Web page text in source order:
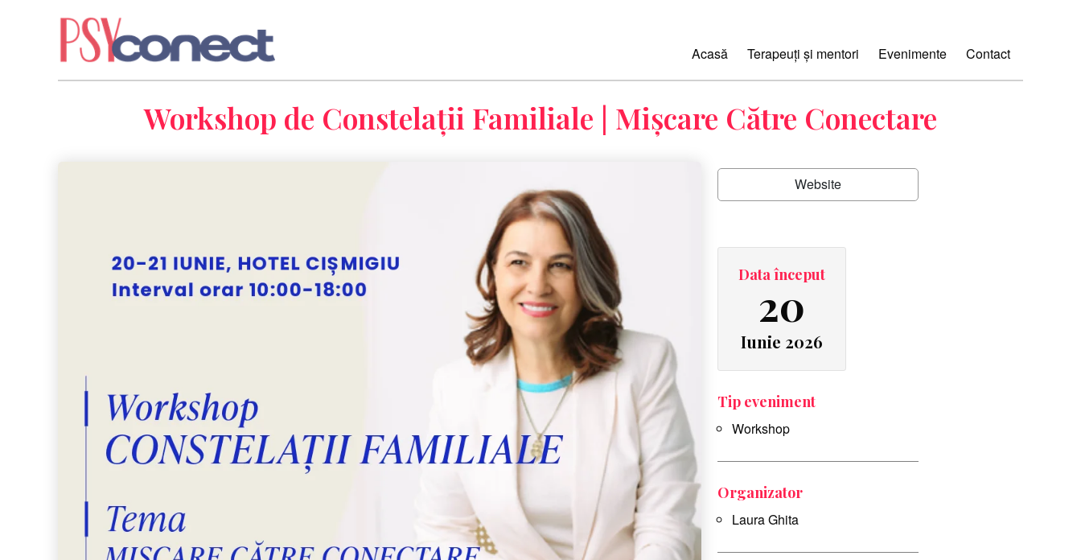
Acasă Terapeuți și mentori Evenimente Contact
Workshop de Constelații Familiale | Mișcare Către Conectare
Website
Data început
20
Iunie 2026
Tip eveniment
Workshop
Organizator
Laura Ghita